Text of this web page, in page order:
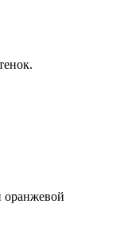
оранжевой